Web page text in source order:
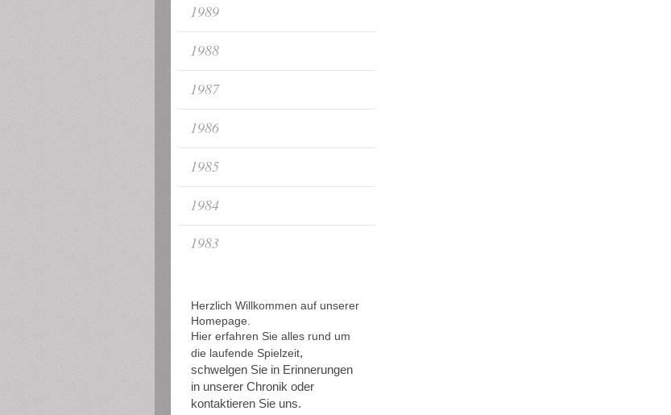
1989
1988
1987
1986
1985
1984
1983
Herzlich Willkommen auf unserer
Homepage.
Hier erfahren Sie alles rund um
die laufende Spielzeit,
schwelgen Sie in Erinnerungen
in unserer Chronik oder
kontaktieren Sie uns.